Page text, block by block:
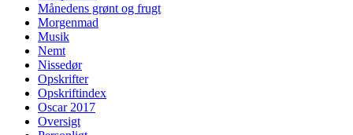
Månedens grønt og frugt
Morgenmad
Musik
Nemt
Nissedør
Opskrifter
Opskriftindex
Oscar 2017
Oversigt